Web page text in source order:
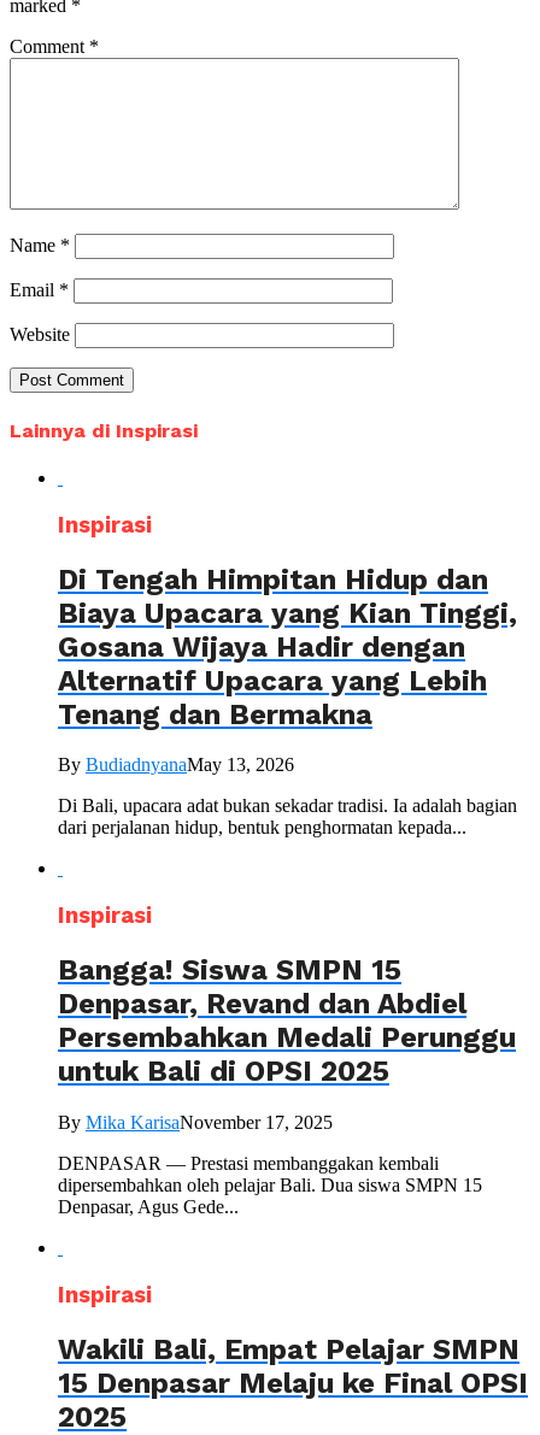
marked *
Comment *
Name *
Email *
Website
Lainnya di Inspirasi
Inspirasi
Di Tengah Himpitan Hidup dan
Biaya Upacara yang Kian Tinggi,
Gosana Wijaya Hadir dengan
Alternatif Upacara yang Lebih
Tenang dan Bermakna
By BudiadnyanaMay 13, 2026
Di Bali, upacara adat bukan sekadar tradisi. Ia adalah bagian
dari perjalanan hidup, bentuk penghormatan kepada...
Inspirasi
Bangga! Siswa SMPN 15
Denpasar, Revand dan Abdiel
Persembahkan Medali Perunggu
untuk Bali di OPSI 2025
By Mika KarisaNovember 17, 2025
DENPASAR — Prestasi membanggakan kembali
dipersembahkan oleh pelajar Bali. Dua siswa SMPN 15
Denpasar, Agus Gede...
Inspirasi
Wakili Bali, Empat Pelajar SMPN
15 Denpasar Melaju ke Final OPSI
2025